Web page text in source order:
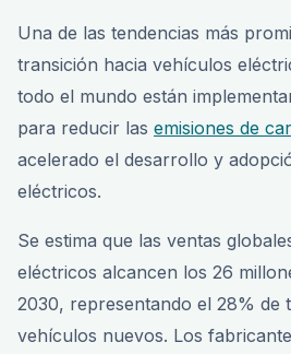
Una de las tendencias más
transición hacia vehículos
todo el mundo están
para reducir las emisiones de
acelerado el desarrollo y
eléctricos.
Se estima que las ventas
eléctricos alcancen los 26
2030, representando el 28% de
vehículos nuevos. Los